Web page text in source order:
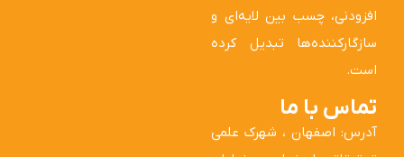
افزودنی، چسب بین لایه‌ای و
سازگارکننده‌ها تبدیل کرده
است.
تماس با ما
آدرس: اصفهان ، شهرک علمی